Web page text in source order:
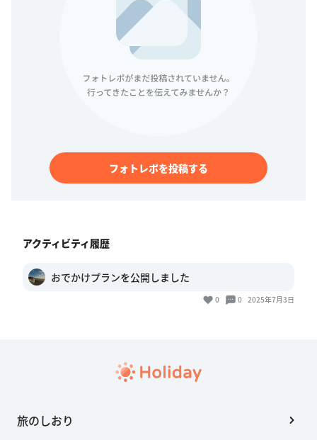
フォトレポを投稿する
アクティビティ履歴
おでかけプランを公開しました
0 0 2025年7月3日
旅のしおり